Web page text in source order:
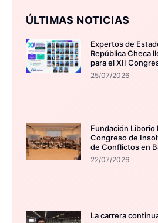
ÚLTIMAS NOTICIAS
Expertos de
República Checa
para el XII
25/07/2026
Fundación Liborio
Congreso de
de Conflictos en
22/07/2026
La carrera